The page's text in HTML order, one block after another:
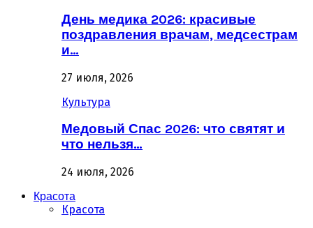
День медика 2026: красивые
поздравления врачам, медсестрам
и…
27 июля, 2026
Культура
Медовый Спас 2026: что святят и
что нельзя…
24 июля, 2026
Красота
Красота